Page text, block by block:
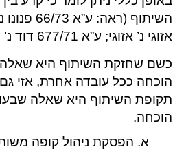
אזוגי נ’ אזוגי; ע”א 677/71 דוד נ’ דוד .
כשם שחזקת השיתוף היא
הוכחה ככל עובדה אחרת, אזי
תקופת השיתוף היא שאלה
הוכחה.
הפסקת ניהול קופה